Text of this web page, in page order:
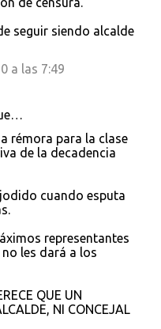
seguir siendo alcalde
a las 7:49
rémora para la clase
de la decadencia
cuando esputa
representantes
les dará a los
QUE UN
NI CONCEJAL